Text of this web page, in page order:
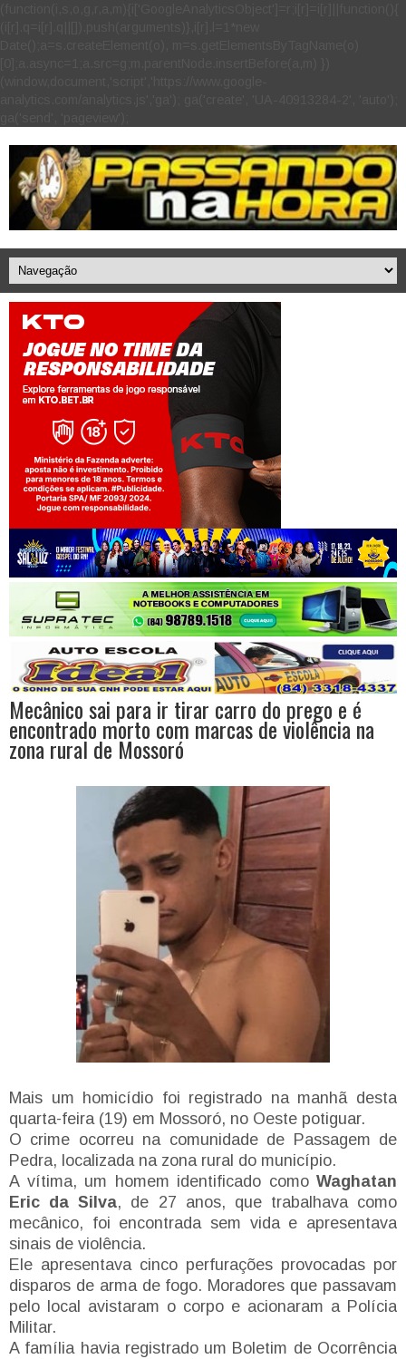
Jogue com responsabilidade. 18+
Mecânico sai para ir tirar carro do prego e é
encontrado morto com marcas de violência na
zona rural de Mossoró
Mais um homicídio foi registrado na manhã desta
quarta-feira (19) em Mossoró, no Oeste potiguar.
O crime ocorreu na comunidade de Passagem de
Pedra, localizada na zona rural do município.
A vítima, um homem identificado como Waghatan
Eric da Silva, de 27 anos, que trabalhava como
mecânico, foi encontrada sem vida e apresentava
sinais de violência.
Ele apresentava cinco perfurações provocadas por
disparos de arma de fogo. Moradores que passavam
pelo local avistaram o corpo e acionaram a Polícia
Militar.
A família havia registrado um Boletim de Ocorrência